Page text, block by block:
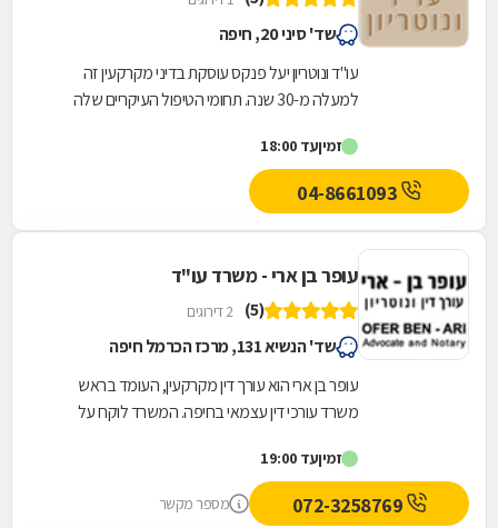
שד' סיני 20, חיפה
עו"ד ונוטריון יעל פנקס עוסקת בדיני מקרקעין זה
למעלה מ-30 שנה. תחומי הטיפול העיקריים שלה
קומבינציה,...
זמיןעד 18:00
עופר בן ארי - משרד עו"ד
(5) 2 דירוגים
שד' הנשיא 131, מרכז הכרמל חיפה
עופר בן ארי הוא עורך דין מקרקעין, העומד בראש
משרד עורכי דין עצמאי בחיפה. המשרד לוקח על
ובכלל זה...
זמיןעד 19:00
מספר מקשר